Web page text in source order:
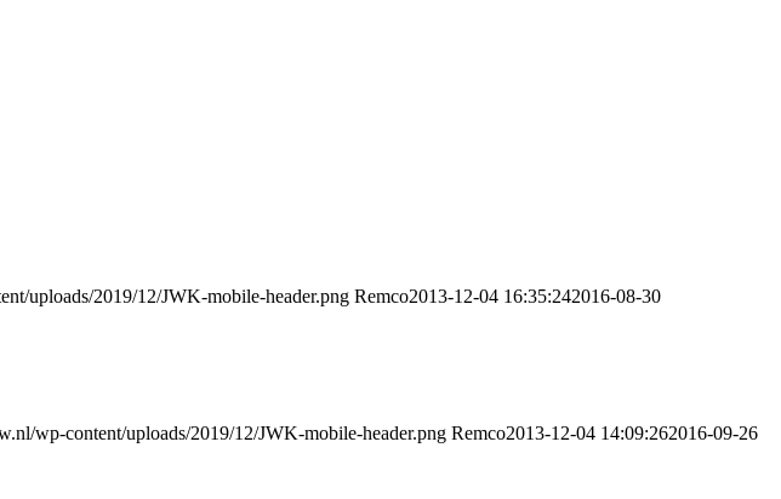
uploads/2019/12/JWK-mobile-header.png Remco2013-12-04 16:35:242016-08-30
wp-content/uploads/2019/12/JWK-mobile-header.png Remco2013-12-04 14:09:262016-09-26